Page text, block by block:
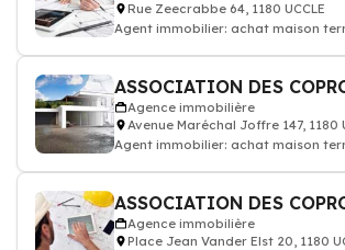
Rue Zeecrabbe 64, 1180 UCCLE
Agent immobilier: achat maison
Agence immobilière
Avenue Maréchal Joffre 147, 1180
Agent immobilier: achat maison
Agence immobilière
Place Jean Vander Elst 20, 1180